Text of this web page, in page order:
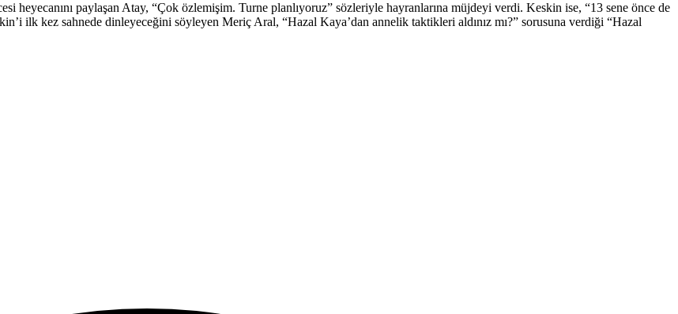
heyecanını paylaşan Atay, “Çok özlemişim. Turne planlıyoruz” sözleriyle hayranlarına müjdeyi verdi. Keskin ise, “13 sene önce de
ilk kez sahnede dinleyeceğini söyleyen Meriç Aral, “Hazal Kaya’dan annelik taktikleri aldınız mı?” sorusuna verdiği “Hazal